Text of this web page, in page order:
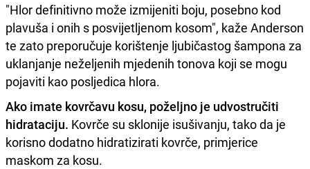
"Hlor definitivno može izmijeniti boju, posebno kod
plavuša i onih s posvijetljenom kosom", kaže Anderson
te zato preporučuje korištenje ljubičastog šampona za
uklanjanje neželjenih mjedenih tonova koji se mogu
pojaviti kao posljedica hlora.
Ako imate kovrčavu kosu, poželjno je udvostručiti
hidrataciju. Kovrče su sklonije isušivanju, tako da je
korisno dodatno hidratizirati kovrče, primjerice
maskom za kosu.